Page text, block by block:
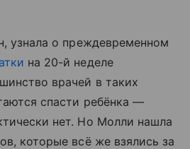
узнала о преждевременном
на 20-й неделе
врачей в таких
спасти ребёнка —
нет. Но Молли нашла
которые всё же взялись за